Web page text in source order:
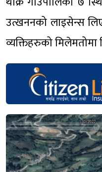
उत्खननको लाइसेन्स
व्यक्तिहरुको मिलेमतोमा